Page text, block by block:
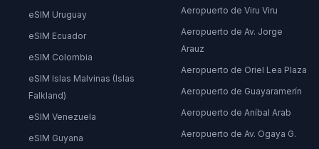
eSIM Uruguay
eSIM Ecuador
eSIM Colombia
eSIM Islas Malvinas (Islas
Falkland)
eSIM Venezuela
eSIM Guyana
Aeropuerto de Viru Viru
Aeropuerto de Av. Jorge
Arauz
Aeropuerto de Oriel Lea Plaza
Aeropuerto de Guayaramerín
Aeropuerto de Aníbal Arab
Aeropuerto de Av. Ogaya G.